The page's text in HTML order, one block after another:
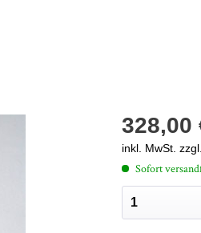
328,00
inkl. MwSt.
Sofort